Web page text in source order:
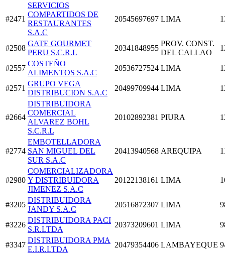
#2471
SERVICIOS
COMPARTIDOS DE
RESTAURANTES
S.A.C
20545697697 LIMA
#2508
GATE GOURMET
PERU S.C.R.L
20341848955
PROV. CONST.
DEL CALLAO
#2557
COSTEÑO
ALIMENTOS S.A.C
20536727524 LIMA
#2571
GRUPO VEGA
DISTRIBUCION S.A.C
20499709944 LIMA
#2664
DISTRIBUIDORA
COMERCIAL
ALVAREZ BOHL
S.C.R.L
20102892381 PIURA
#2774
EMBOTELLADORA
SAN MIGUEL DEL
SUR S.A.C
20413940568 AREQUIPA
#2980
COMERCIALIZADORA
Y DISTRIBUIDORA
JIMENEZ S.A.C
20122138161 LIMA
#3205
DISTRIBUIDORA
JANDY S.A.C
20516872307 LIMA
#3226
DISTRIBUIDORA PACI
S.R.LTDA
20373209601 LIMA
#3347
DISTRIBUIDORA PMA
E.I.R.LTDA
20479354406 LAMBAYEQUE